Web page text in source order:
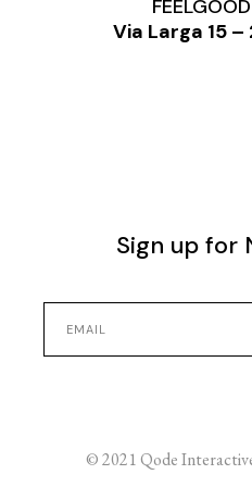
Via Larga 15
Sign up for
© 2021Qode